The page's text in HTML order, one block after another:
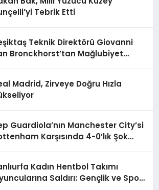
Tebrik Etti
Teknik Direktörü Giovanni
Bronckhorst’tan Mağlubiyet
Madrid, Zirveye Doğru Hızla
Guardiola’nın Manchester City’si
Karşısında 4-0’lık Şok
Kadın Hentbol Takımı
Saldırı: Gençlik ve Spor